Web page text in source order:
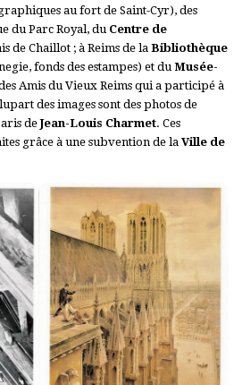
au fort de Saint-Cyr), des
du Parc Royal, du Centre de
de Chaillot ; à Reims de laBibliothèque
fonds des estampes) et duMusée-
Amis du Vieux Reims qui a participé à
des images sont des photos de
deJean-Louis Charmet. Ces
grâce à une subvention de laVille de